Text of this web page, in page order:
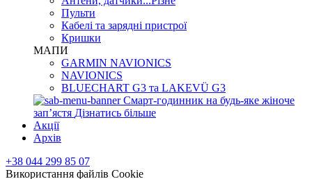
Пульти
Кабелі та зарядні пристрої
Кришки
МАПИ
GARMIN NAVIONICS
NAVIONICS
BLUECHART G3 та LAKEVÜ G3
Смарт-годинник на будь-яке жіноче
запʼястя Дізнатись більше
Акції
Архів
+38 044 299 85 07
Використання файлів Cookie